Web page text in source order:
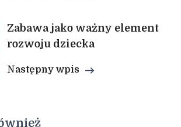
Zabawa jako ważny element
rozwoju dziecka
Następny wpis